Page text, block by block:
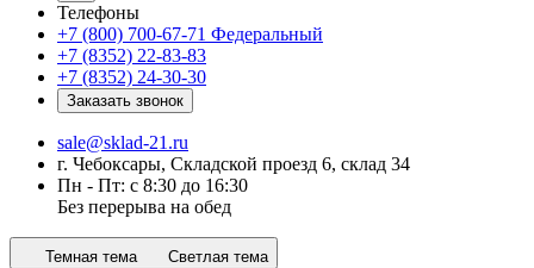
Телефоны
+7 (800) 700-67-71 Федеральный
+7 (8352) 22-83-83
+7 (8352) 24-30-30
Заказать звонок
sale@sklad-21.ru
г. Чебоксары, Складской проезд 6, склад 34
Пн - Пт: с 8:30 до 16:30
Без перерыва на обед
Темная тема Светлая тема